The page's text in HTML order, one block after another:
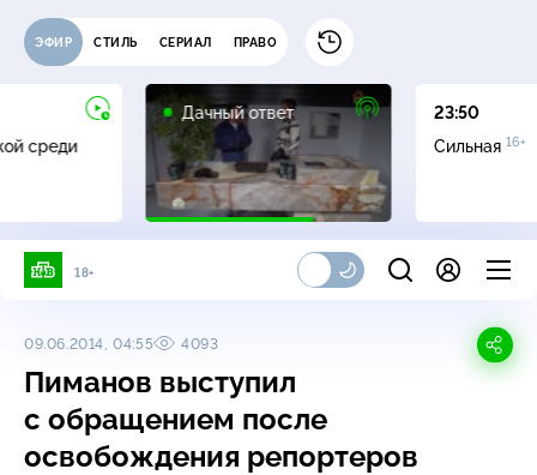
ЭФИР СТИЛЬ СЕРИАЛ ПРАВО
среди
Дачный ответ
23:50
Сильная 16+
18+
09.06.2014, 04:55 4093
Пиманов выступил
с обращением после
освобождения репортеров